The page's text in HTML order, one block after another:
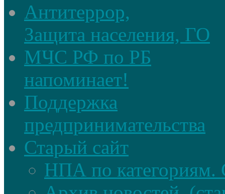
Антитеррор,
Защита населения, ГО
МЧС РФ по РБ
напоминает!
Поддержка
предпринимательства
Старый сайт
НПА по категориям.